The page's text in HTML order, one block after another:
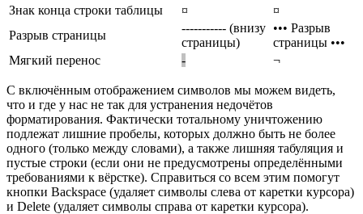
Знак конца строки таблицы
¤
¤
Разрыв страницы
----------- (внизу
страницы)
••• Разрыв
страницы •••
Мягкий перенос
- ¬
С включённым отображением символов мы можем видеть,
что и где у нас не так для устранения недочётов
форматирования. Фактически тотальному уничтожению
подлежат лишние пробелы, которых должно быть не более
одного (только между словами), а также лишняя табуляция и
пустые строки (если они не предусмотрены определёнными
требованиями к вёрстке). Справиться со всем этим помогут
кнопки Backspace (удаляет символы слева от каретки курсора)
и Delete (удаляет символы справа от каретки курсора).